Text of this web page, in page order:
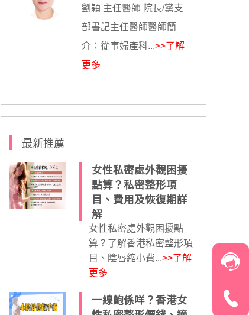
劉穎 主任醫師 院長/黨支
部書記主任醫師醫師簡
介：從事婦產科...>>了解
更多
最新推薦
女性私密處外觀困擾
點算？私密整形項
目、費用及恢復期詳
解
女性私密處外觀困擾點
算？了解香港私密整形項
目、陰唇縮小費...>>了解
更多
一線鮑係咩？香港女